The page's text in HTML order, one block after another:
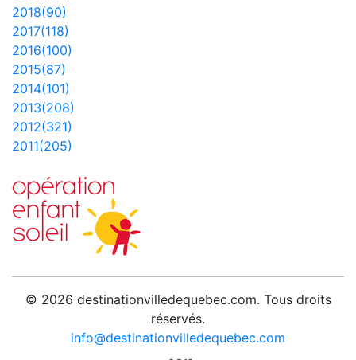
2018(90)
2017(118)
2016(100)
2015(87)
2014(101)
2013(208)
2012(321)
2011(205)
© 2026 destinationvilledequebec.com. Tous droits
réservés.
info@destinationvilledequebec.com